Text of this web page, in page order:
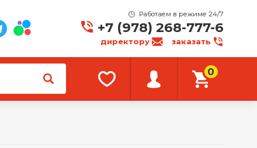
Работаем в режиме 24/7
+7 (978) 268-777-6
директору заказать
0